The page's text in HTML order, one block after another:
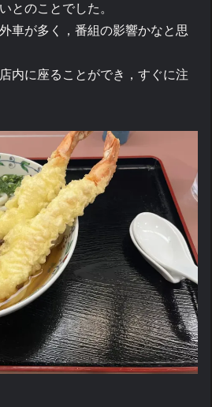
とのことでした。
車が多く，番組の影響かなと思
内に座ることができ，すぐに注